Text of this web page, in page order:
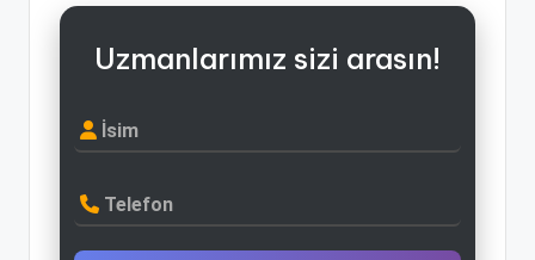
Uzmanlarımız sizi arasın!
İsim
Telefon